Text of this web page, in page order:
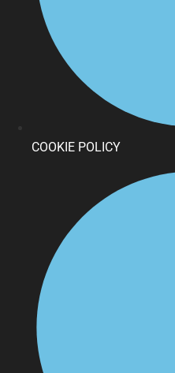
COOKIE POLICY